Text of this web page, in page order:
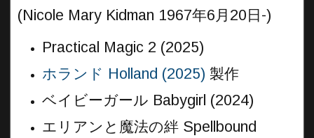
(Nicole Mary Kidman 1967年6月20日-)
Practical Magic 2 (2025)
ホランド Holland (2025) 製作
ベイビーガール Babygirl (2024)
エリアンと魔法の絆 Spellbound